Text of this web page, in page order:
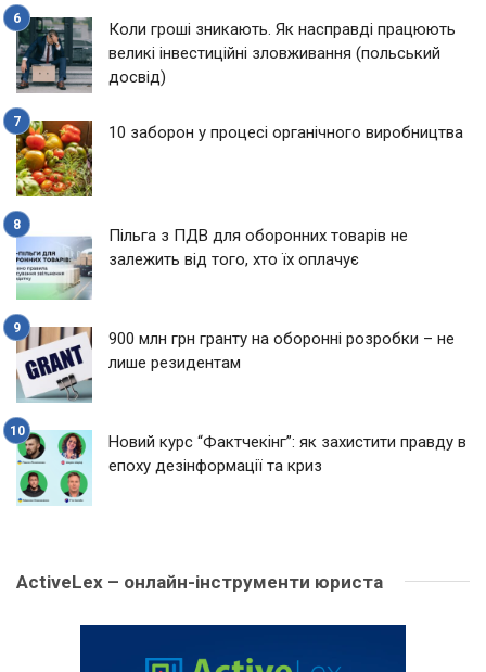
Коли гроші зникають. Як насправді працюють
великі інвестиційні зловживання (польський
досвід)
10 заборон у процесі органічного виробництва
Пільга з ПДВ для оборонних товарів не
залежить від того, хто їх оплачує
900 млн грн гранту на оборонні розробки – не
лише резидентам
Новий курс “Фактчекінг”: як захистити правду в
епоху дезінформації та криз
ActiveLex – онлайн-інструменти юриста